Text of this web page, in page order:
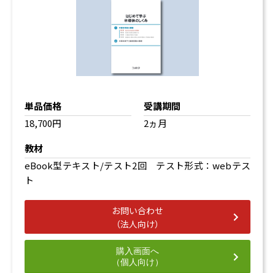
単品価格
18,700円
受講期間
2ヵ月
教材
eBook型テキスト/テスト2回 テスト形式：webテス
ト
お問い合わせ
（法人向け）
購入画面へ
（個人向け）